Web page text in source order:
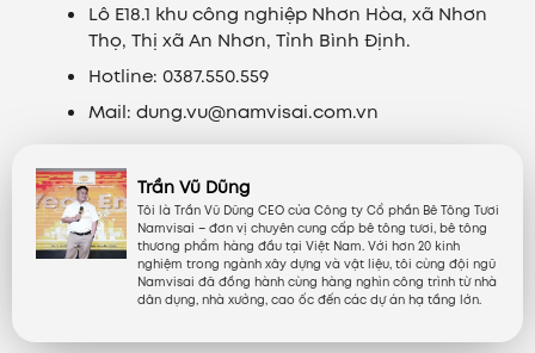
Lô E18.1 khu công nghiệp Nhơn Hòa, xã Nhơn
Thọ, Thị xã An Nhơn, Tỉnh Bình Định.
Hotline: 0387.550.559
Mail: dung.vu@namvisai.com.vn
Trần Vũ Dũng
Tôi là Trần Vũ Dũng CEO của Công ty Cổ phần Bê Tông Tươi
Namvisai – đơn vị chuyên cung cấp bê tông tươi, bê tông
thương phẩm hàng đầu tại Việt Nam. Với hơn 20 kinh
nghiệm trong ngành xây dựng và vật liệu, tôi cùng đội ngũ
Namvisai đã đồng hành cùng hàng nghìn công trình từ nhà
dân dụng, nhà xưởng, cao ốc đến các dự án hạ tầng lớn.